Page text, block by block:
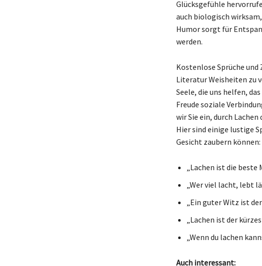
Glücksgefühle
auch biologisch
Humor sorgt für
werden.
Kostenlose Sprüche
Literatur Weisheiten zu
Seele, die uns helfen,
Freude soziale
wir Sie ein, durch
Hier sind einige lustige
Gesicht zaubern können:
„Lachen ist die
„Wer viel lacht, lebt
„Ein guter Witz ist
„Lachen ist der
„Wenn du lachen
Auch interessant: